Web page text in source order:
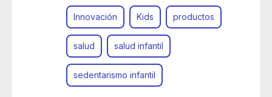
Innovación Kids productos
salud salud infantil
sedentarismo infantil